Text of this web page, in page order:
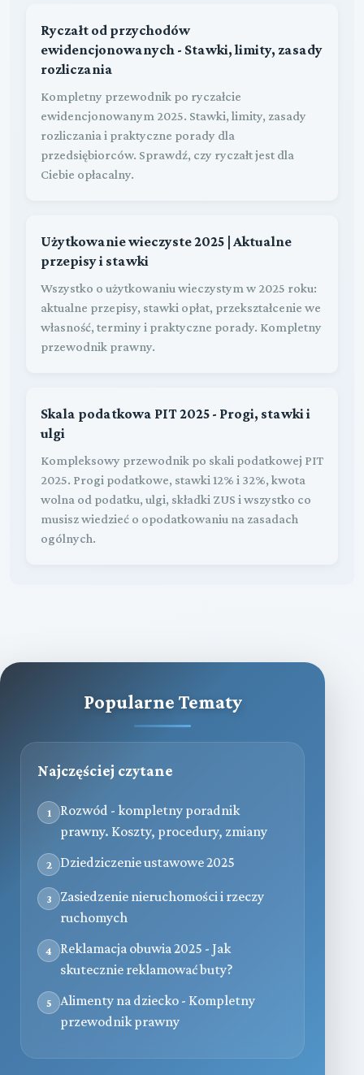
Ryczałt od przychodów
ewidencjonowanych - Stawki, limity, zasady
rozliczania
Kompletny przewodnik po ryczałcie
ewidencjonowanym 2025. Stawki, limity, zasady
rozliczania i praktyczne porady dla
przedsiębiorców. Sprawdź, czy ryczałt jest dla
Ciebie opłacalny.
Użytkowanie wieczyste 2025 | Aktualne
przepisy i stawki
Wszystko o użytkowaniu wieczystym w 2025 roku:
aktualne przepisy, stawki opłat, przekształcenie we
własność, terminy i praktyczne porady. Kompletny
przewodnik prawny.
Skala podatkowa PIT 2025 - Progi, stawki i
ulgi
Kompleksowy przewodnik po skali podatkowej PIT
2025. Progi podatkowe, stawki 12% i 32%, kwota
wolna od podatku, ulgi, składki ZUS i wszystko co
musisz wiedzieć o opodatkowaniu na zasadach
ogólnych.
Popularne Tematy
Najczęściej czytane
1
Rozwód - kompletny poradnik
prawny. Koszty, procedury, zmiany
2 Dziedziczenie ustawowe 2025
3
Zasiedzenie nieruchomości i rzeczy
ruchomych
4
Reklamacja obuwia 2025 - Jak
skutecznie reklamować buty?
5
Alimenty na dziecko - Kompletny
przewodnik prawny